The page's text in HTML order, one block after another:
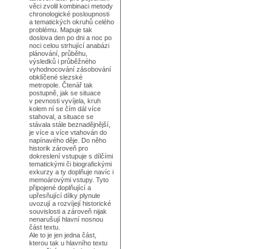
věci zvolil kombinaci metody
chronologické posloupnosti
a tematických okruhů celého
problému. Mapuje tak
doslova den po dni a noc po
noci celou strhující anabázi
plánování, průběhu,
výsledků i průběžného
vyhodnocování zásobování
obklíčené slezské
metropole. Čtenář tak
postupně, jak se situace
v pevnosti vyvíjela, kruh
kolem ní se čím dál více
stahoval, a situace se
stávala stále beznadějnější,
je více a více vtahován do
napínavého děje. Do něho
historik zároveň pro
dokreslení vstupuje s dílčími
tematickými či biografickými
exkurzy a ty doplňuje navíc i
memoárovými vstupy. Tyto
připojené doplňující a
upřesňující dílky plynule
uvozují a rozvíjejí historické
souvislosti a zároveň nijak
nenarušují hlavní nosnou
část textu.
Ale to je jen jedna část,
kterou tak u hlavního textu